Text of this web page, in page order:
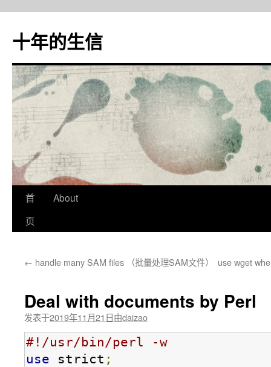
十年的生信
跳
至
文
首
页
About
← handle many SAM files （批量处理SAM文件） use wget
Deal with documents by Perl
发表于2019年11月21日由daizao
#!/usr/bin/perl -w
use strict ;